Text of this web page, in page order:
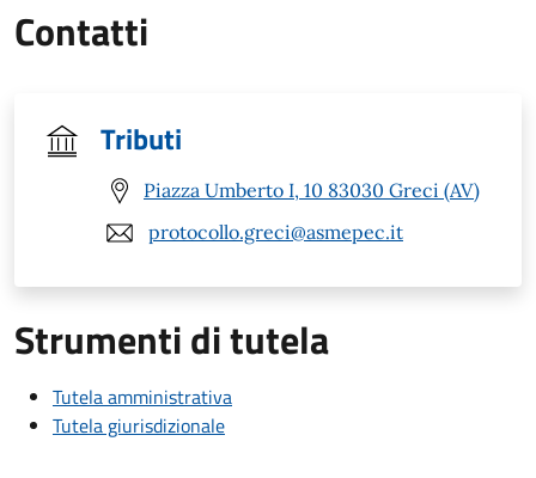
Contatti
Tributi
Piazza Umberto I, 10 83030 Greci (AV)
protocollo.greci@asmepec.it
Strumenti di tutela
Tutela amministrativa
Tutela giurisdizionale